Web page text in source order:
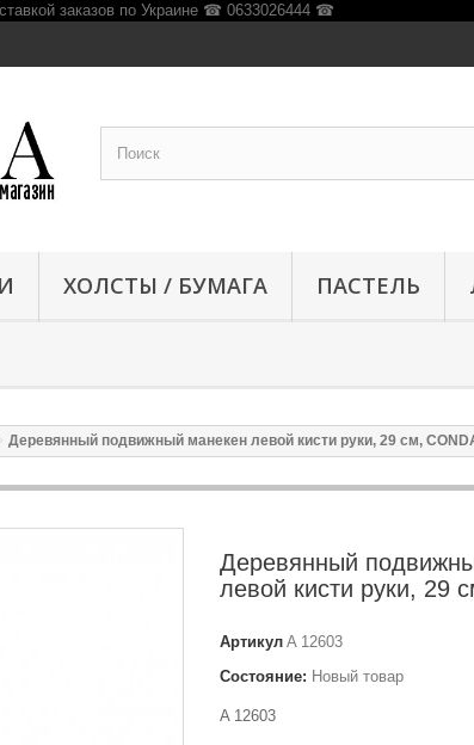
ХОЛСТЫ / БУМАГА ПАСТЕЛЬ
Деревянный подвижный манекен левой кисти руки, 29 см,
Деревянный
левой кисти руки, 29
Артикул A 12603
Состояние: Новый товар
A 12603